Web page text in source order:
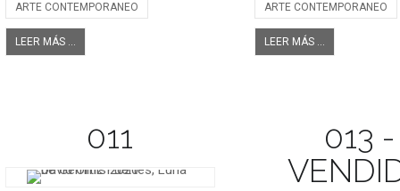
ARTE CONTEMPORANEO
LEER MÁS ...
ARTE CONTEMPORANEO
LEER MÁS ...
011
013 -